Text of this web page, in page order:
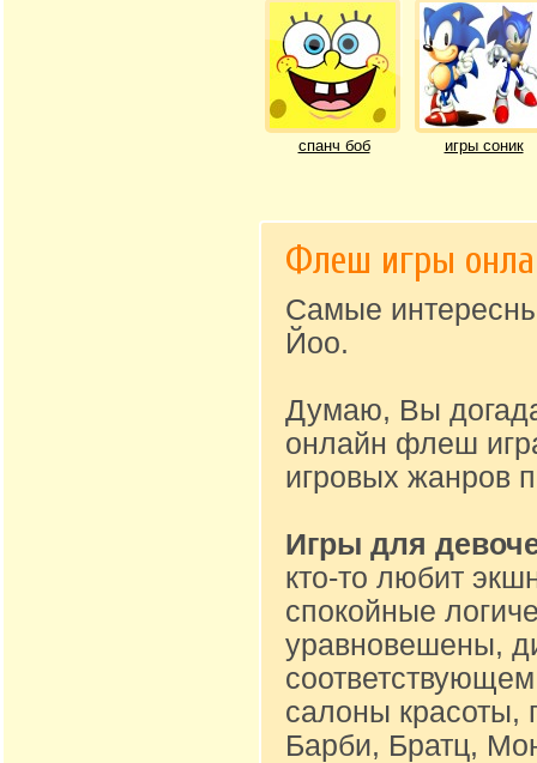
спанч боб игры соник
Флеш игры
Самые
Йоо.
Думаю, Вы
онлайн флеш
игровых жанров
Игры для
кто-то любит
спокойные
уравновешены,
салоны красоты,
Барби, Братц,